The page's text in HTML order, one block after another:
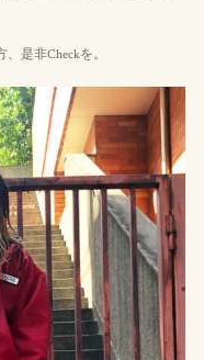
是非Checkを。